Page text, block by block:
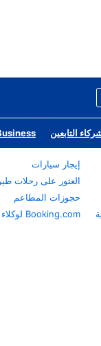
التابعين
إيجار سيارات
العثور على رحلات
حجوزات المطاعم
Booking.com لوكلاء السفر